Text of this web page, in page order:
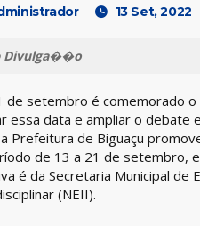
13 Set, 2022
Divulga��o
de setembro é comemorado o
essa data e ampliar o debate
Prefeitura de Biguaçu
de 13 a 21 de setembro,
é da Secretaria Municipal de
(NEII).